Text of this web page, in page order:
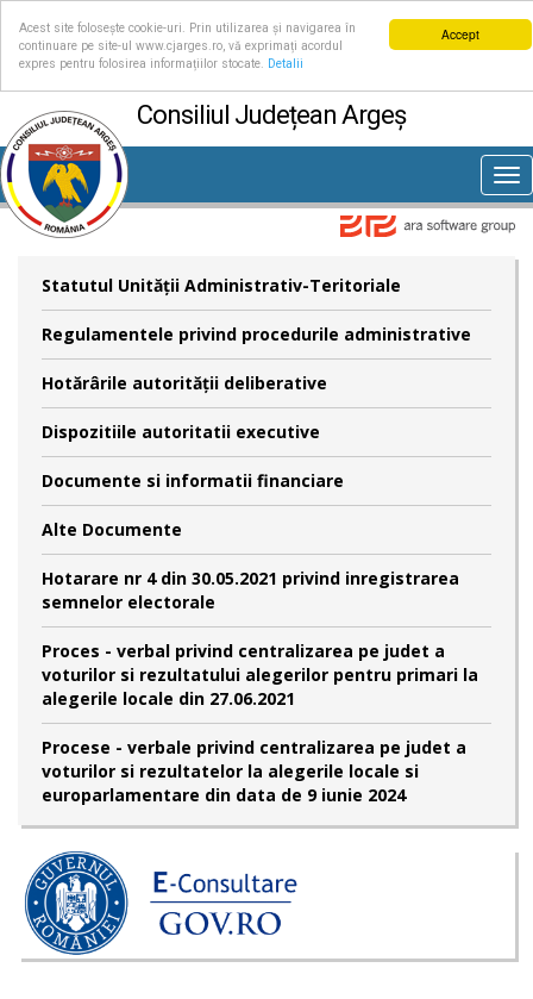
Accept
Acest site folosește cookie-uri. Prin utilizarea și navigarea în
continuare pe site-ul www.cjarges.ro, vă exprimați acordul
expres pentru folosirea informațiilor stocate.
Detalii
Consiliul Județean Argeș
Statutul Unităţii Administrativ-Teritoriale
Regulamentele privind procedurile administrative
Hotărârile autorităţii deliberative
Dispozitiile autoritatii executive
Documente si informatii financiare
Alte Documente
Hotarare nr 4 din 30.05.2021 privind inregistrarea
semnelor electorale
Proces - verbal privind centralizarea pe judet a
voturilor si rezultatului alegerilor pentru primari la
alegerile locale din 27.06.2021
Procese - verbale privind centralizarea pe judet a
voturilor si rezultatelor la alegerile locale si
europarlamentare din data de 9 iunie 2024